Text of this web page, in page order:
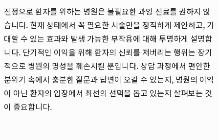
진정으로 환자를 위하는 병원은 불필요한 과잉 진료를 권하지 않
습니다. 현재 상태에서 꼭 필요한 시술만을 정직하게 제안하고, 기
대할 수 있는 효과와 발생 가능한 부작용에 대해 투명하게 설명합
니다. 단기적인 이익을 위해 환자의 신뢰를 저버리는 행위는 장기
적으로 병원의 명성을 훼손시킬 뿐입니다. 상담 과정에서 편안한
분위기 속에서 충분한 질문과 답변이 오갈 수 있는지, 병원의 이익
이 아닌 환자의 입장에서 최선의 선택을 돕고 있는지 살펴보는 것
이 중요합니다.